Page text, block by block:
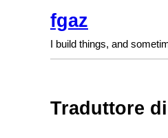
fgaz
I build things, and
Traduttore